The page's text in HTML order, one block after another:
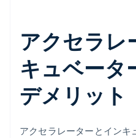
アクセラレ
キュベータ
デメリット
アクセラレーターとイン